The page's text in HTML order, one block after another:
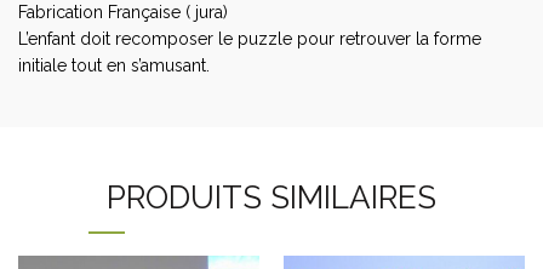
Fabrication Française ( jura)
L’enfant doit recomposer le puzzle pour retrouver la forme
initiale tout en s’amusant.
PRODUITS SIMILAIRES